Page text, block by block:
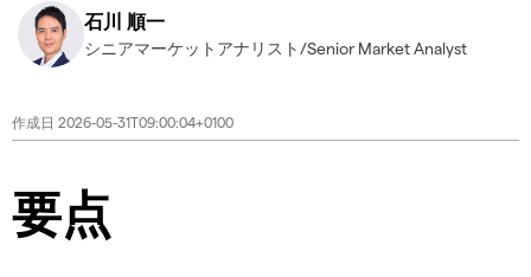
石川 順一
シニアマーケットアナリスト/Senior Market Analyst
作成日 2026-05-31T09:00:04+0100
要点